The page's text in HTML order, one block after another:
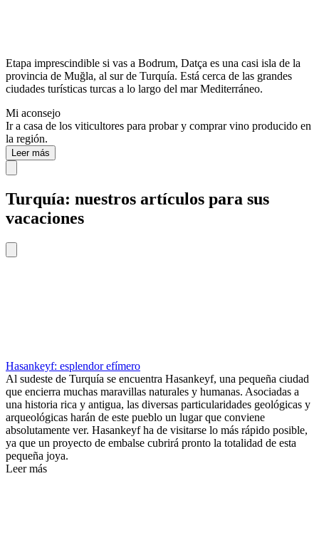
Etapa imprescindible si vas a Bodrum, Datça es una casi isla de la
provincia de Muğla, al sur de Turquía. Está cerca de las grandes
ciudades turísticas turcas a lo largo del mar Mediterráneo.
Mi aconsejo
Ir a casa de los viticultores para probar y comprar vino producido en
la región.
Leer más
Turquía: nuestros artículos para sus
vacaciones
Hasankeyf: esplendor efímero
Al sudeste de Turquía se encuentra Hasankeyf, una pequeña ciudad
que encierra muchas maravillas naturales y humanas. Asociadas a
una historia rica y antigua, las diversas particularidades geológicas y
arqueológicas harán de este pueblo un lugar que conviene
absolutamente ver. Hasankeyf ha de visitarse lo más rápido posible,
ya que un proyecto de embalse cubrirá pronto la totalidad de esta
pequeña joya.
Leer más